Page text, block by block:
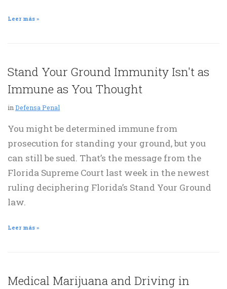
Leer más »
Stand Your Ground Immunity Isn't as
Immune as You Thought
in Defensa Penal
You might be determined immune from
prosecution for standing your ground, but you
can still be sued. That’s the message from the
Florida Supreme Court last week in the newest
ruling deciphering Florida’s Stand Your Ground
law.
Leer más »
Medical Marijuana and Driving in